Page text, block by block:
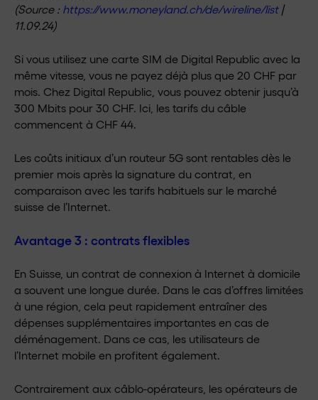
(Source : https://www.moneyland.ch/de/wireline/list|
11.09.24)
Si vous utilisez une carte SIM de Digital Republic avec la
même vitesse, vous ne payez déjà plus que 20 CHF par
mois. Chez Digital Republic, vous pouvez obtenir jusqu’à
300 Mbits pour 30 CHF. Ici, les tarifs du câble
commencent à CHF 44.
Les coûts initiaux d’un routeur 5G sont rentables dès le
premier mois après la signature du contrat, en
comparaison avec les tarifs habituels sur le marché
suisse de l’Internet.
Avantage 3 : contrats flexibles
En Suisse, un contrat de connexion à Internet à domicile
a souvent une longue durée. Dans le cas d’offres limitées
à une région, cela peut rapidement entraîner des
dépenses supplémentaires importantes en cas de
déménagement. Dans ce cas, les utilisateurs de
l’Internet mobile en profitent également.
Contrairement aux câblo-opérateurs, les opérateurs de